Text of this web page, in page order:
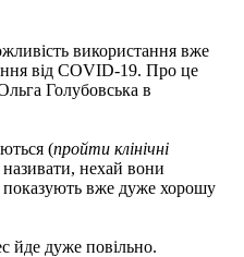
використання вже
від COVID-19. Про це
Голубовська в
(пройти клінічні
називати, нехай вони
показують вже дуже хорошу
йде дуже повільно.